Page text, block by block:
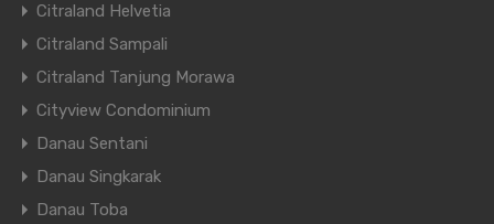
Citraland Helvetia
Citraland Sampali
Citraland Tanjung Morawa
Cityview Condominium
Danau Sentani
Danau Singkarak
Danau Toba